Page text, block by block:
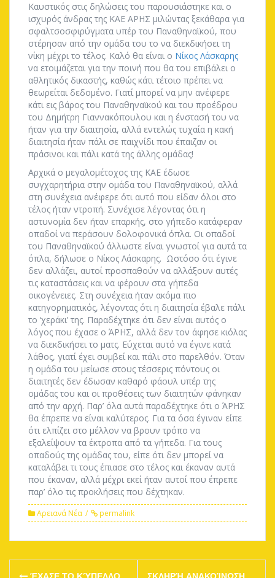
Καυστικός στις δηλώσεις του παρουσιάστηκε και ο
ισχυρός άνδρας της ΚΑΕ ΑΡΗΣ μιλώντας ξεκάθαρα για
σφαλτσοσφιρύγματα υπέρ του Παναθηναϊκού, που
στέρησαν από την ομάδα του το να διεκδικήσει τη
νίκη μέχρι το τέλος. Καλό θα είναι ο Νίκος Λάσκαρης
να ετοιμάζεται για την ποινή που θα του επιβάλει ο
αθλητικός δικαστής, καθώς κάτι τέτοιο πρέπει να
θεωρείται δεδομένο. Γιατί μπορεί να μην ανέφερε
κάτι εις βάρος του Παναθηναϊκού και του προέδρου
του Δημήτρη Γιαννακόπουλου και η ένστασή του να
ήταν για την διαιτησία, αλλά εντελώς τυχαία η κακή
διαιτησία ήταν πάλι σε παιχνίδι που έπαιζαν οι
πράσινοι και πάλι κατά της άλλης ομάδας!
Αρχικά ο μεγαλομέτοχος της ΚΑΕ έδωσε
συγχαρητήρια στην ομάδα του Παναθηναϊκού, αλλά
στη συνέχεια ανέφερε ότι αυτό που είδαν όλοι στο
τέλος ήταν ντροπή. Συνέχισε λέγοντας ότι η
αστυνομία δεν ήταν επαρκής, στο γήπεδο κατάφεραν
οπαδοί να περάσουν δολοφονικά όπλα. Οι οπαδοί
του Παναθηναϊκού άλλωστε είναι γνωστοί για αυτά τα
όπλα, δήλωσε ο Νίκος Λάσκαρης. Ωστόσο ότι έγινε
δεν αλλάζει, αυτοί προσπαθούν να αλλάξουν αυτές
τις καταστάσεις και να φέρουν στα γήπεδα
οικογένειες. Στη συνέχεια ήταν ακόμα πιο
κατηγορηματικός, λέγοντας ότι η διαιτησία έβαλε πάλι
το ‘χεράκι’ της. Παραδέχτηκε ότι δεν είναι αυτός ο
λόγος που έχασε ο ΆΡΗΣ, αλλά δεν τον άφησε κιόλας
να διεκδικήσει το ματς. Εύχεται αυτό να έγινε κατά
λάθος, γιατί έχει συμβεί και πάλι στο παρελθόν. Όταν
η ομάδα του μείωσε στους τέσσερις πόντους οι
διαιτητές δεν έδωσαν καθαρό φάουλ υπέρ της
ομάδας του και οι προθέσεις των διαιτητών φάνηκαν
από την αρχή. Παρ’ όλα αυτά παραδέχτηκε ότι ο ΆΡΗΣ
θα έπρεπε να είναι καλύτερος. Για τα όσα έγιναν είπε
ότι ελπίζει στο μέλλον να βρουν τρόπο να
εξαλείψουν τα έκτροπα από τα γήπεδα. Για τους
οπαδούς της ομάδας του, είπε ότι δεν μπορεί να
καταλάβει τι τους έπιασε στο τέλος και έκαναν αυτά
που έκαναν, αλλά μέχρι εκεί ήταν αυτοί που έπρεπε
παρ’ όλο τις προκλήσεις που δέχτηκαν.
Αρειανά Νέα permalink
PostΈΧΑΣΕ ΤΟ ΚΎΠΕΛΛΟ ΣΚΛΗΡΉ ΑΝΑΚΟΊΝΩΣΗ